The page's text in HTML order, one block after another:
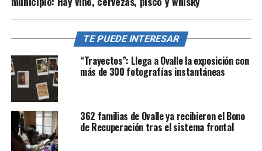
TE PUEDE INTERESAR
“Trayectos”: Llega a Ovalle la exposición con
más de 300 fotografías instantáneas
362 familias de Ovalle ya recibieron el Bono
de Recuperación tras el sistema frontal